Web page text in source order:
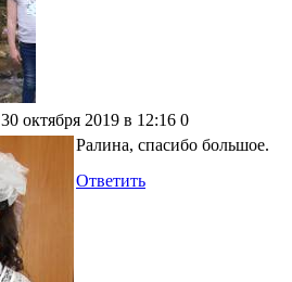
30 октября 2019 в 12:16 0
Ралина, спасибо большое.
Ответить